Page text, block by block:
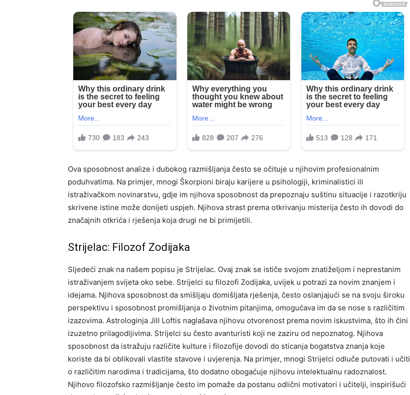
Ova sposobnost analize i dubokog razmišljanja često se očituje u njihovim profesionalnim
poduhvatima. Na primjer, mnogi Škorpioni biraju karijere u psihologiji, kriminalistici ili
istraživačkom novinarstvu, gdje im njihova sposobnost da prepoznaju suštinu situacije i razotkriju
skrivene istine može donijeti uspjeh. Njihova strast prema otkrivanju misterija često ih dovodi do
značajnih otkrića i rješenja koja drugi ne bi primijetili.
Strijelac: Filozof Zodijaka
Sljedeći znak na našem popisu je Strijelac. Ovaj znak se ističe svojom znatiželjom i neprestanim
istraživanjem svijeta oko sebe. Strijelci su filozofi Zodijaka, uvijek u potrazi za novim znanjem i
idejama. Njihova sposobnost da smišljaju domišljata rješenja, često oslanjajući se na svoju široku
perspektivu i sposobnost promišljanja o životnim pitanjima, omogućava im da se nose s različitim
izazovima. Astrologinja Jill Loftis naglašava njihovu otvorenost prema novim iskustvima, što ih čini
izuzetno prilagodljivima. Strijelci su često avanturisti koji ne zaziru od nepoznatog. Njihova
sposobnost da istražuju različite kulture i filozofije dovodi do sticanja bogatstva znanja koje
koriste da bi oblikovali vlastite stavove i uvjerenja. Na primjer, mnogi Strijelci odluče putovati i učiti
o različitim narodima i tradicijama, što dodatno obogaćuje njihovu intelektualnu radoznalost.
Njihovo filozofsko razmišljanje često im pomaže da postanu odlični motivatori i učitelji, inspirišući